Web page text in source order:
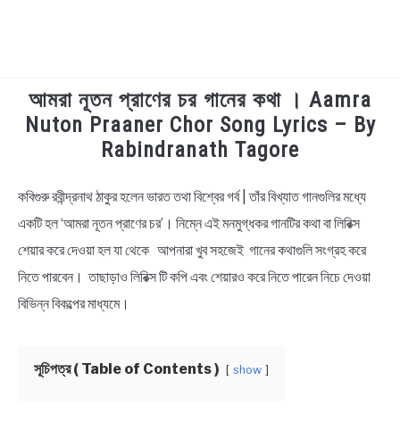
TECHNOLOGY
HEALTH & LIFESTYLE
BIOGRAPHY
EDUCATIONAL
BENGALI WISHES
আমরা নূতন প্রাণের চর গানের কথা । Aamra
Nuton Praaner Chor Song Lyrics – By
Rabindranath Tagore
in
Bengali
কবিগুরু রবীন্দ্রনাথ ঠাকুর হলেন ভারত তথা বিশ্বের গর্ব | তাঁর বিখ্যাত গানগুলির মধ্যে
একটি হল ‘আমরা নূতন প্রাণের চর’। নিম্নে এই মনমুগ্ধকর গানটির কথা বা লিরিক্স
শেয়ার করে দেওয়া হল যা থেকে আপনারা খুব সহজেই গানের কথাগুলি সংগ্রহ করে
নিতে পারবেন। তাছাড়াও লিরিক্স টি কপি এবং শেয়ারও করে নিতে পারেন নিচে দেওয়া
বিভিন্ন বিকল্পের মাধ্যমে।
সূচিপত্র ( Table of Contents ) show